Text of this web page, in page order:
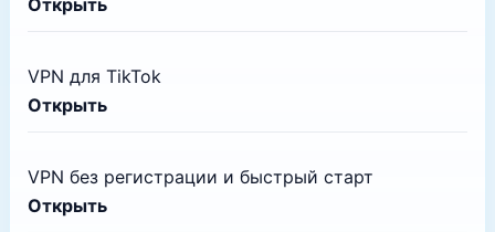
Открыть
VPN для TikTok
Открыть
VPN без регистрации и быстрый старт
Открыть